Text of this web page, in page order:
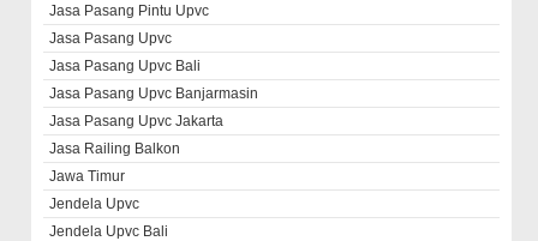
Jasa Pasang Pintu Upvc
Jasa Pasang Upvc
Jasa Pasang Upvc Bali
Jasa Pasang Upvc Banjarmasin
Jasa Pasang Upvc Jakarta
Jasa Railing Balkon
Jawa Timur
Jendela Upvc
Jendela Upvc Bali